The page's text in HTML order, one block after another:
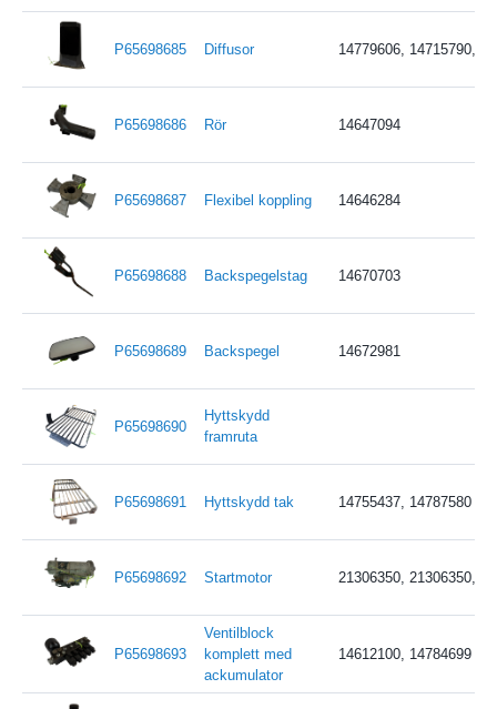
P65698685 Diffusor 14779606, 14715790,
P65698686 Rör 14647094
P65698687 Flexibel koppling 14646284
P65698688 Backspegelstag 14670703
P65698689 Backspegel 14672981
P65698690
Hyttskydd
framruta
P65698691 Hyttskydd tak 14755437, 14787580
P65698692 Startmotor 21306350, 21306350,
P65698693
Ventilblock
komplett med
ackumulator
14612100, 14784699